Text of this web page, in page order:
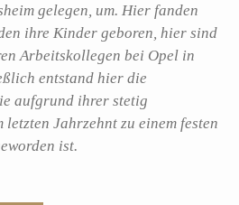
gelegen, um. Hier fanden
ihre Kinder geboren, hier sind
Arbeitskollegen bei Opel in
entstand hier die
aufgrund ihrer stetig
Jahrzehnt zu einem festen
ist.